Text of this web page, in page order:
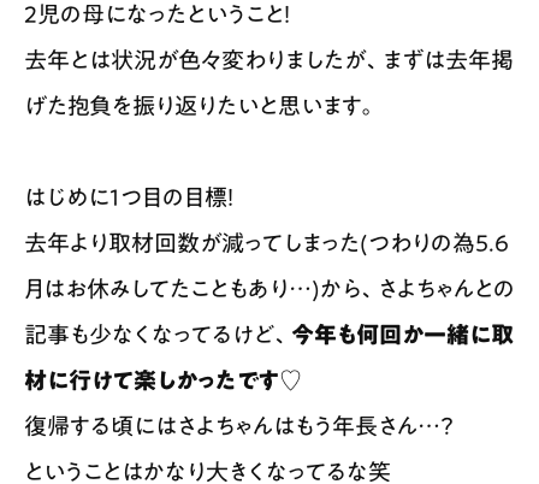
2児の母になったということ！
去年とは状況が色々変わりましたが、まずは去年掲
げた抱負を振り返りたいと思います。
はじめに1つ目の目標！
去年より取材回数が減ってしまった(つわりの為5.6
月はお休みしてたこともあり…)から、さよちゃんとの
記事も少なくなってるけど、 今年も何回か一緒に取
材に行けて楽しかったです♡
復帰する頃にはさよちゃんはもう年長さん…？
ということはかなり大きくなってるな笑